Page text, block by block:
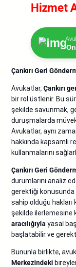
Hizmet
Çankırı Geri
Avukatlar, Çankırı
bir rol üstlenir. Bu
şekilde savunmak,
duruşmalarda
Avukatlar, aynı
hakkında kapsamlı
kullanmalarını
Çankırı Geri
durumlarını analiz
gerektiği konusunda
sahip olduğu
şekilde ilerlemesine
aracılığıyla yasal
başlatabilir ve
Bununla birlikte,
Merkezindeki